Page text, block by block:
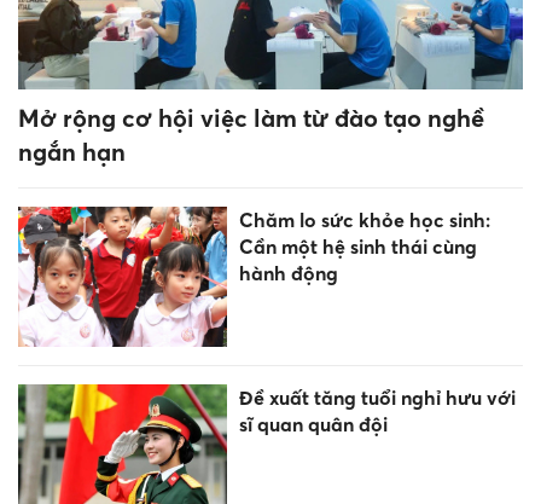
Mở rộng cơ hội việc làm từ đào tạo nghề
ngắn hạn
Chăm lo sức khỏe học sinh:
Cần một hệ sinh thái cùng
hành động
Đề xuất tăng tuổi nghỉ hưu với
sĩ quan quân đội